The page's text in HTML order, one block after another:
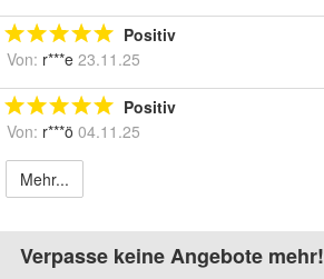
Positiv
Von: r***e 23.11.25
Positiv
Von: r***ö 04.11.25
Mehr...
Verpasse keine Angebote mehr!